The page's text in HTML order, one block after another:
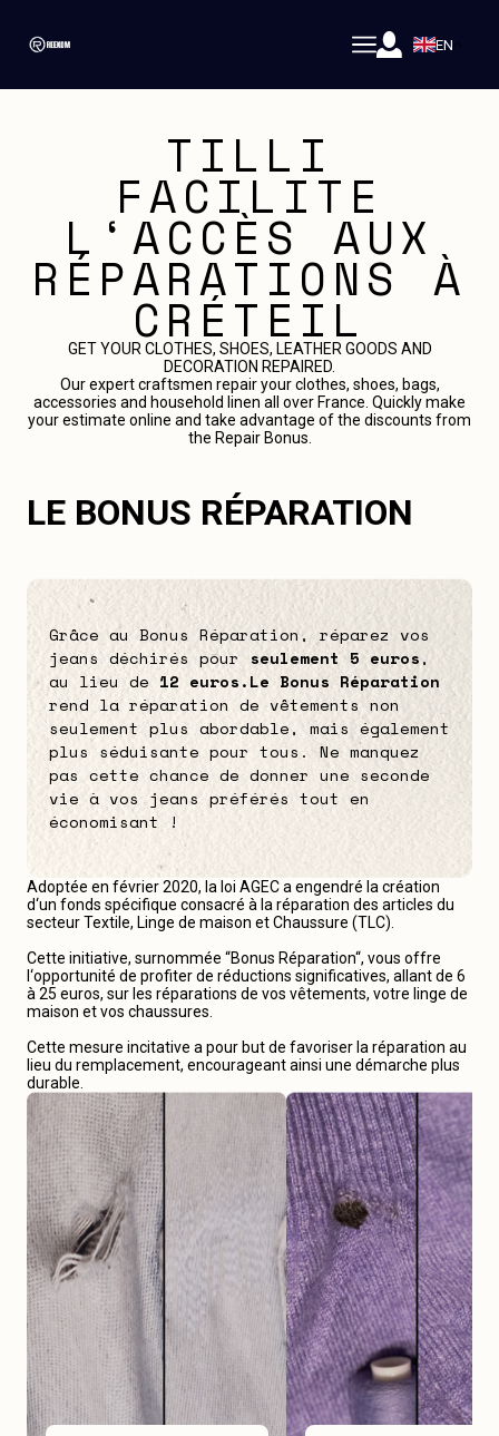
EN
TILLI
FACILITE
L‘ACCÈS AUX
RÉPARATIONS À
CRÉTEIL
GET YOUR CLOTHES, SHOES, LEATHER GOODS AND
DECORATION REPAIRED.
Our expert craftsmen repair your clothes, shoes, bags,
accessories and household linen all over France. Quickly make
your estimate online and take advantage of the discounts from
the Repair Bonus.
LE BONUS RÉPARATION
Adoptée en février 2020, la loi AGEC a engendré la création
d‘un fonds spécifique consacré à la réparation des articles du
secteur Textile, Linge de maison et Chaussure (TLC).
Cette initiative, surnommée “Bonus Réparation“, vous offre
l‘opportunité de profiter de réductions significatives, allant de 6
à 25 euros, sur les réparations de vos vêtements, votre linge de
maison et vos chaussures.
Cette mesure incitative a pour but de favoriser la réparation au
lieu du remplacement, encourageant ainsi une démarche plus
durable.
Grâce au Bonus Réparation, réparez vos
jeans déchirés pour seulement 5 euros,
au lieu de 12 euros.Le Bonus Réparation
rend la réparation de vêtements non
seulement plus abordable, mais également
plus séduisante pour tous. Ne manquez
pas cette chance de donner une seconde
vie à vos jeans préférés tout en
économisant !